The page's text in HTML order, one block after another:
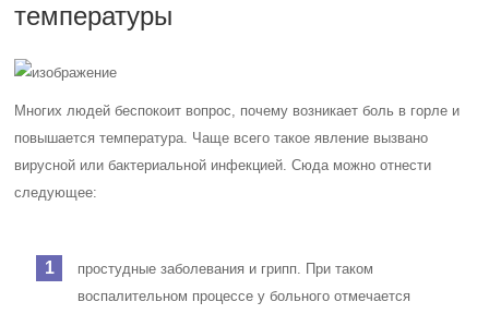
температуры
Многих людей беспокоит вопрос, почему возникает боль в горле и
повышается температура. Чаще всего такое явление вызвано
вирусной или бактериальной инфекцией. Сюда можно отнести
следующее:
простудные заболевания и грипп. При таком
воспалительном процессе у больного отмечается